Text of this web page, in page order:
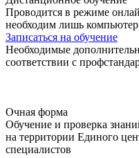
Проводится в режиме
необходим лишь
Записаться на обучение
Необходимые
соответствии с
Очная форма
Обучение и проверка
на территории Единого
специалистов